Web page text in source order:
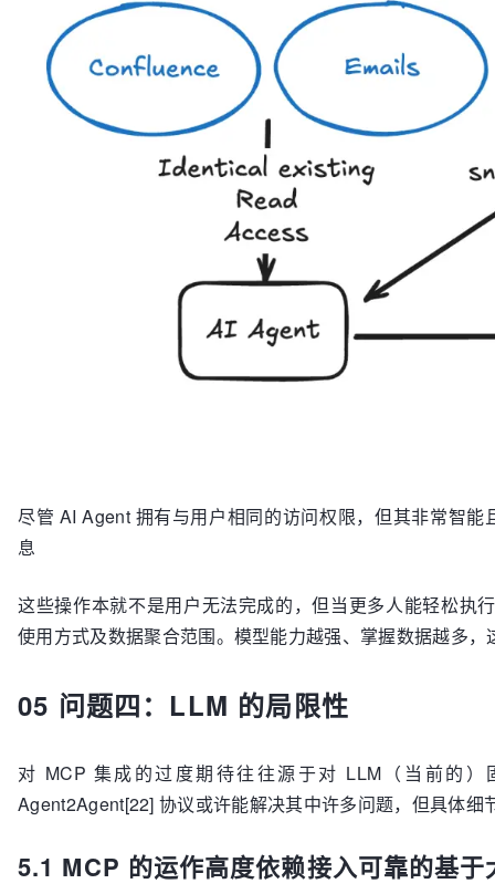
尽管 AI Agent 拥有与用户相同的访问权限，但其非常智
息
这些操作本就不是用户无法完成的，但当更多人能轻松执
使用方式及数据聚合范围。模型能力越强、掌握数据越多
05 问题四：LLM 的局限性
对 MCP 集成的过度期待往往源于对 LLM（当前的
Agent2Agent[22] 协议或许能解决其中许多问题，但具体细
5.1 MCP 的运作高度依赖接入可靠的基